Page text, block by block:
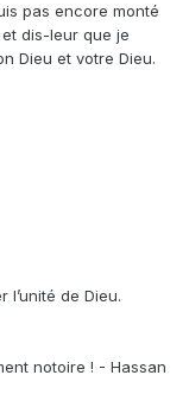
pas encore monté
dis-leur que je
Dieu et votre Dieu.
l’unité de Dieu.
notoire ! - Hassan